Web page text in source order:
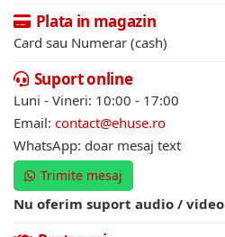
Plata in magazin
Card sau Numerar (cash)
Suport online
Luni - Vineri: 10:00 - 17:00
Email: contact@ehuse.ro
WhatsApp: doar mesaj text
Trimite mesaj
Nu oferim suport audio / video